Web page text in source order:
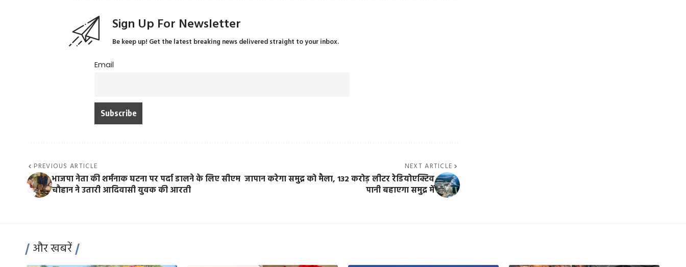
Sign Up For Newsletter
Be keep up! Get the latest breaking news delivered straight to your inbox.
Email
PREVIOUS ARTICLE
भाजपा नेता की शर्मनाक घटना पर पर्दा डालने के लिए सीएम
चौहान ने उतारी आदिवासी युवक की आरती
NEXT ARTICLE
जापान करेगा समुद्र को मैला, 132 करोड़ लीटर रेडियोएक्टिव
पानी बहाएगा समुद्र में
और खबरें